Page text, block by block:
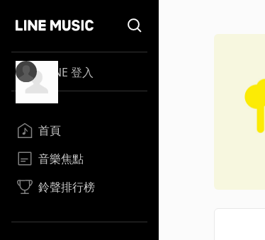
LINE 登入
首頁
音樂焦點
鈴聲排行榜